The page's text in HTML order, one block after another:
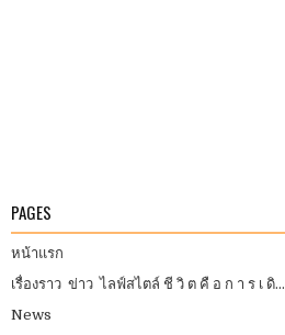
PAGES
หน้าแรก
เรื่องราว ข่าว ไลฟ์สไตล์ ชี วิ ต คื อ ก า ร เ ดิ...
News